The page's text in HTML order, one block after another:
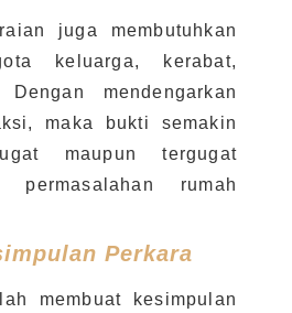
juga membutuhkan
keluarga, kerabat,
mendengarkan
maka bukti semakin
maupun tergugat
permasalahan rumah
Perkara
membuat kesimpulan